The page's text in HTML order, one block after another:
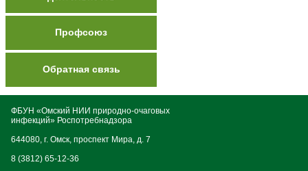
Профсоюз
Обратная связь
ФБУН «Омский НИИ природно-очаговых
инфекций» Роспотребнадзора
644080, г. Омск, проспект Мира, д. 7
8 (3812) 65-12-36